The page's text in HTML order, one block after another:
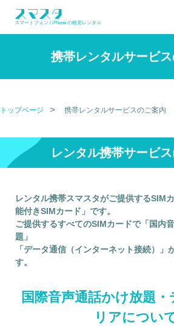
スマートフォン / iPhone の格安レンタル
携帯レンタルサービ
トップページ 携帯レンタルサービスのご案内
レンタル携帯サービ
レンタル携帯スマスタがご提供するSIM
能付きSIMカード」です。
ご提供するすべてのSIMカードで「国内
題」
「データ通信（インターネット接続）」
す。
国際音声通話かけ放題
リアについ